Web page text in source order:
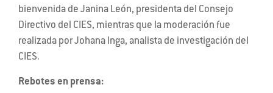
bienvenida de Janina León, presidenta del Consejo
Directivo del CIES, mientras que la moderación fue
realizada por Johana Inga, analista de investigación del
CIES.
Rebotes en prensa: